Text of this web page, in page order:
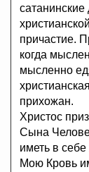
причастие.
когда
мысленно
прихожан.
Христос
Сына
иметь в
Мою Кровь